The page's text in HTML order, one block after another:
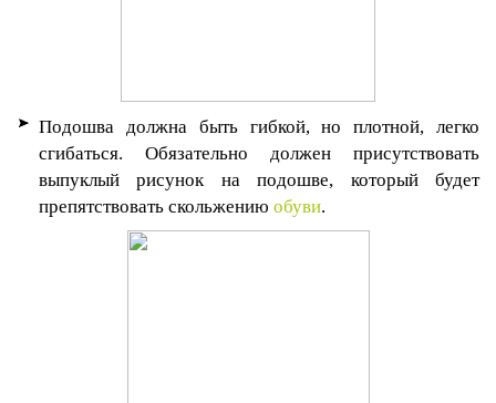
Подошва должна быть гибкой, но плотной, легко
сгибаться. Обязательно должен присутствовать
выпуклый рисунок на подошве, который будет
препятствовать скольжению обуви.